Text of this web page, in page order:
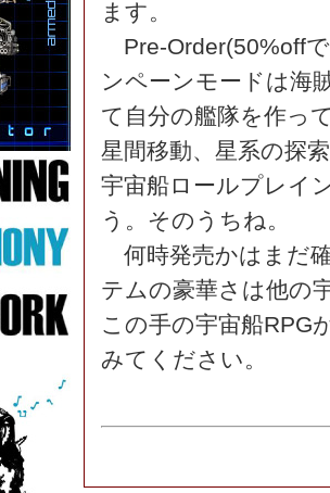
ます。
Pre-Order(50%off
ンペーンモードは海
て自分の艦隊を作っ
星間移動、星系の探
宇宙船ロールプレイ
う。そのうちね。
何時発売かはまだ
テムの豪華さは他の
この手の宇宙船RPG
みてください。